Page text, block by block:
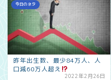
今日のネタ
昨年出生数、最少84万人、人
口減60万人超え
2022年2月26日